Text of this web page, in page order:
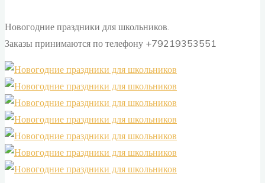
Новогодние праздники для школьников.
Заказы принимаются по телефону +79219353551